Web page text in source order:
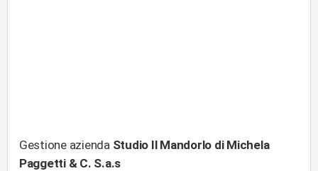
Gestione azienda Studio Il Mandorlo di Michela
Paggetti & C. S.a.s